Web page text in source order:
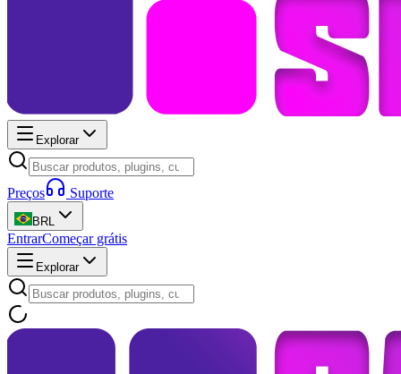
Explorar
Preços Suporte
BRL
EntrarComeçar grátis
Explorar